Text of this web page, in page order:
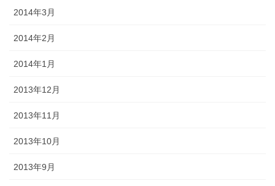
2014年3月
2014年2月
2014年1月
2013年12月
2013年11月
2013年10月
2013年9月